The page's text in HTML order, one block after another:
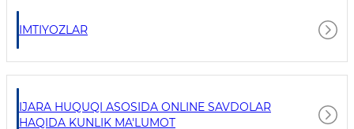
IMTIYOZLAR
IJARA HUQUQI ASOSIDA ONLINE SAVDOLAR
HAQIDA KUNLIK MA'LUMOT